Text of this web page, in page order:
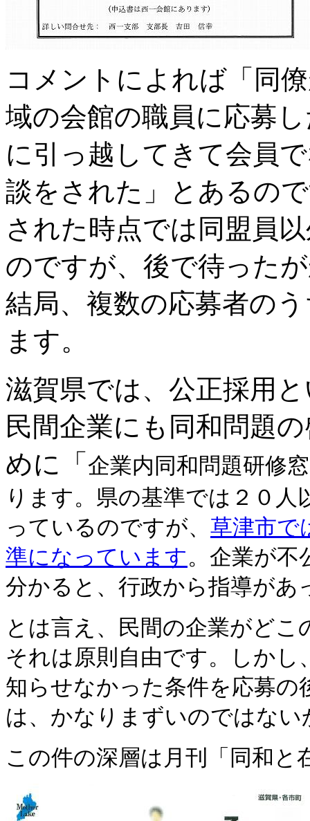
コメントによれば「同
域の会館の職員に応募
に引っ越してきて会員
談をされた」とあるの
された時点では同盟員
のですが、後で待った
結局、複数の応募者の
ます。
滋賀県では、公正採用
民間企業にも同和問題
めに「 企業内同和問題研修
ります。県の基準では２０
っているのですが、 草津市で
準になっています。企業が不
分かると、行政から指導があ
とは言え、民間の企業がど
それは原則自由です。しかし
知らせなかった条件を応募
は、かなりまずいのではな
この件の深層は月刊「同和